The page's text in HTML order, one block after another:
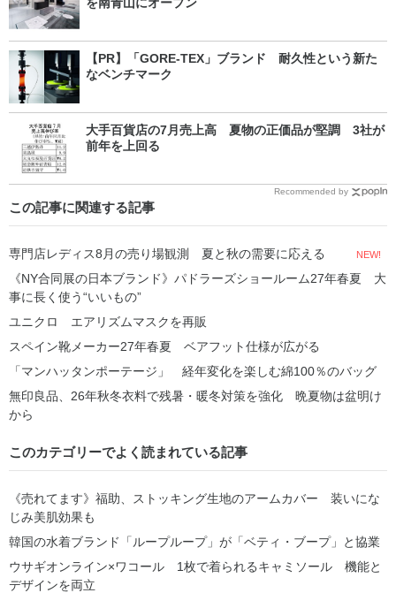
【PR】「GORE-TEX」ブランド 耐久性という新た
なベンチマーク
大手百貨店の7月売上高 夏物の正価品が堅調 3社が
前年を上回る
Recommended by
この記事に関連する記事
専門店レディス8月の売り場観測 夏と秋の需要に応える NEW!
《NY合同展の日本ブランド》パドラーズショールーム27年春夏 大
事に長く使う“いいもの”
ユニクロ エアリズムマスクを再販
スペイン靴メーカー27年春夏 ベアフット仕様が広がる
「マンハッタンポーテージ」 経年変化を楽しむ綿100％のバッグ
無印良品、26年秋冬衣料で残暑・暖冬対策を強化 晩夏物は盆明け
から
このカテゴリーでよく読まれている記事
《売れてます》福助、ストッキング生地のアームカバー 装いにな
じみ美肌効果も
韓国の水着ブランド「ループループ」が「ベティ・ブープ」と協業
ウサギオンライン×ワコール 1枚で着られるキャミソール 機能と
デザインを両立